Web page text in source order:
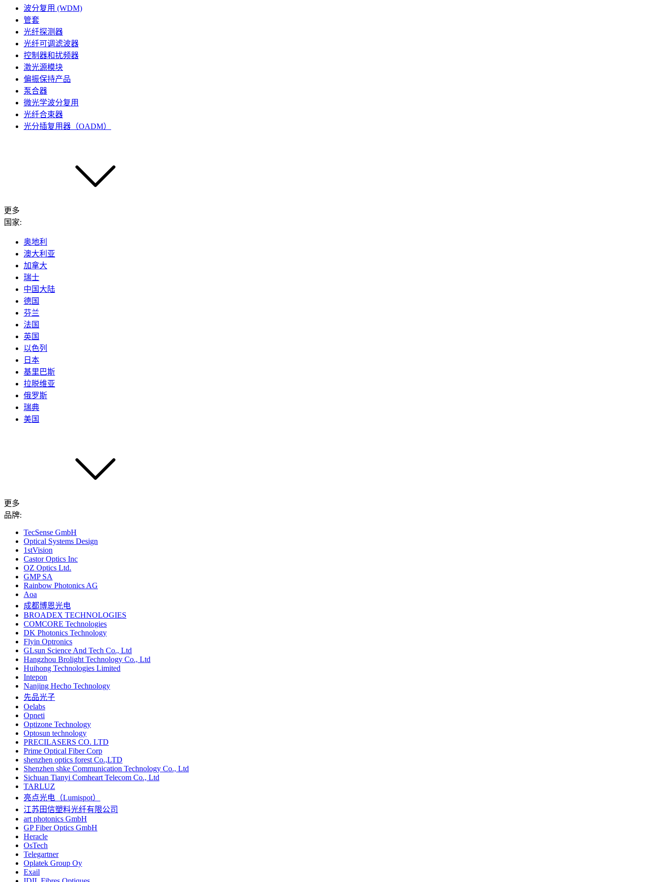
波分复用 (WDM)
管套
光纤探测器
光纤可调滤波器
控制器和扰频器
激光源模块
偏振保持产品
泵合器
微光学波分复用
光纤合束器
光分插复用器（OADM）
更多
国家:
奥地利
澳大利亚
加拿大
瑞士
中国大陆
德国
芬兰
法国
英国
以色列
日本
基里巴斯
拉脱维亚
俄罗斯
瑞典
美国
更多
品牌:
TecSense GmbH
Optical Systems Design
1stVision
Castor Optics Inc
OZ Optics Ltd.
GMP SA
Rainbow Photonics AG
Aoa
成都博恩光电
BROADEX TECHNOLOGIES
COMCORE Technologies
DK Photonics Technology
Flyin Optronics
GLsun Science And Tech Co., Ltd
Hangzhou Brolight Technology Co., Ltd
Huihong Technologies Limited
Intepon
Nanjing Hecho Technology
先品光子
Oelabs
Opneti
Optizone Technology
Optosun technology
PRECILASERS CO. LTD
Prime Optical Fiber Corp
shenzhen optics forest Co.,LTD
Shenzhen shke Communication Technology Co., Ltd
Sichuan Tianyi Comheart Telecom Co., Ltd
TARLUZ
亮点光电（Lumispot）
江苏田信塑料光纤有限公司
art photonics GmbH
GP Fiber Optics GmbH
Heracle
OsTech
Telegartner
Oplatek Group Oy
Exail